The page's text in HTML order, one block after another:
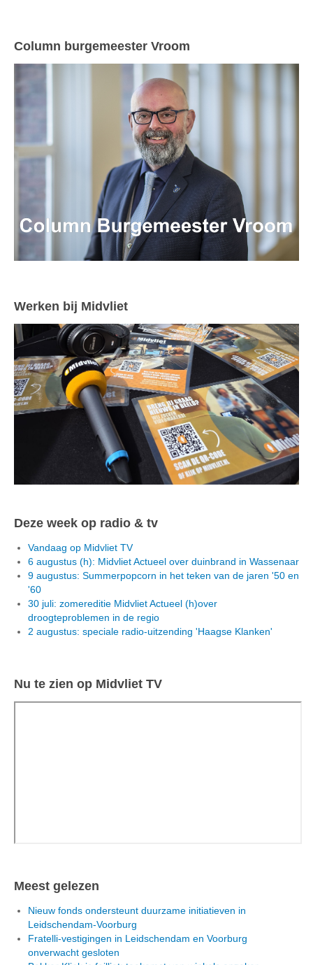
Column burgemeester Vroom
Werken bij Midvliet
Deze week op radio & tv
Vandaag op Midvliet TV
6 augustus (h): Midvliet Actueel over duinbrand in Wassenaar
9 augustus: Summerpopcorn in het teken van de jaren '50 en
'60
30 juli: zomereditie Midvliet Actueel (h)over
droogteproblemen in de regio
2 augustus: speciale radio-uitzending 'Haagse Klanken'
Nu te zien op Midvliet TV
Meest gelezen
Nieuw fonds ondersteunt duurzame initiatieven in
Leidschendam-Voorburg
Fratelli-vestigingen in Leidschendam en Voorburg
onverwacht gesloten